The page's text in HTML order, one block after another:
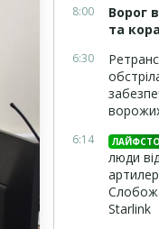
8:00
Ворог
та
6:30
6:14
люди
Starlink